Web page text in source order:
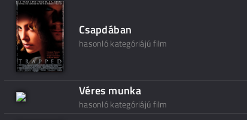
Csapdában
hasonló kategóriájú film
Véres munka
hasonló kategóriájú film